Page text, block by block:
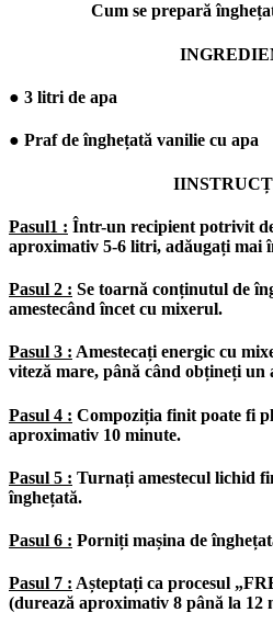
Cum se prepară
● 3 litri de apa
● Praf de înghețată vanilie cu apa
Pasul1 : Într-un recipient potrivit
aproximativ 5-6 litri, adăugați mai
Pasul 2 : Se toarnă conținutul de
amestecând încet cu mixerul.
Pasul 3 : Amestecați energic cu
viteză mare, până când obțineți un
Pasul 4 : Compoziția finit poate fi
aproximativ 10 minute.
Pasul 5 : Turnați amestecul lichid
înghețată.
Pasul 6 : Porniți mașina de
Pasul 7 : Așteptați ca procesul
(durează aproximativ 8 până la 12